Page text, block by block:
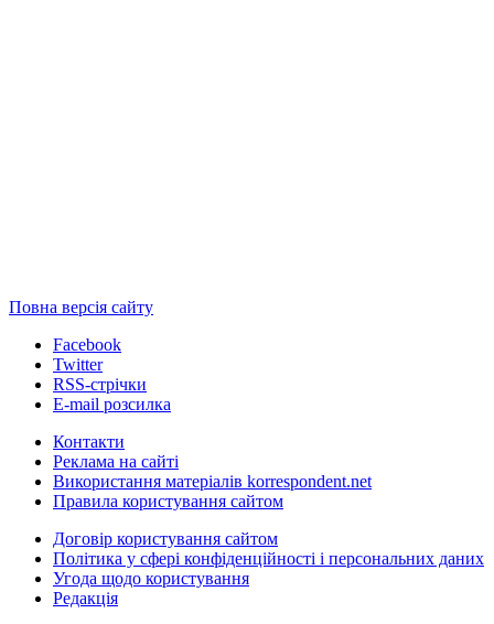
Повна версія сайту
Facebook
Twitter
RSS-стрічки
E-mail розсилка
Контакти
Реклама на сайті
Використання матеріалів korrespondent.net
Правила користування сайтом
Договір користування сайтом
Політика у сфері конфіденційності і персональних даних
Угода щодо користування
Редакція